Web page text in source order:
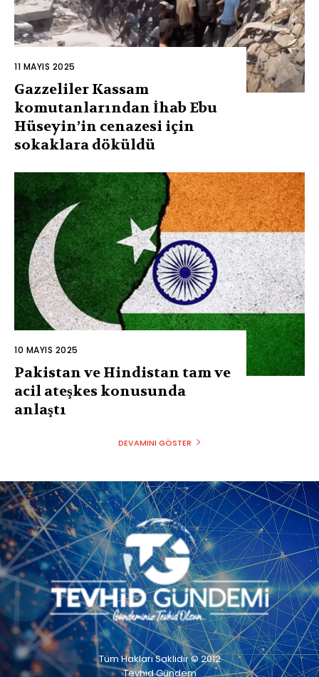
11 MAYIS 2025
Gazzeliler Kassam
komutanlarından İhab Ebu
Hüseyin’in cenazesi için
sokaklara döküldü
10 MAYIS 2025
Pakistan ve Hindistan tam ve
acil ateşkes konusunda
anlaştı
DEVAMINI GÖSTER
Tüm Hakları Saklıdır © 2012
Tevhid Gündem